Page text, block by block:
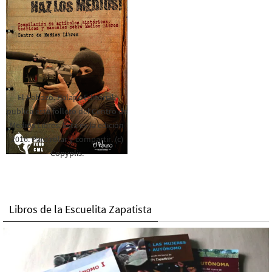
El Rebozo, Palapa Editorial,
publica este folleto del Centro de
Medios Libres. Esta es la edición
2016. Para rolar y compartir. (c)
Copyplis.
Libros de la Escuelita Zapatista